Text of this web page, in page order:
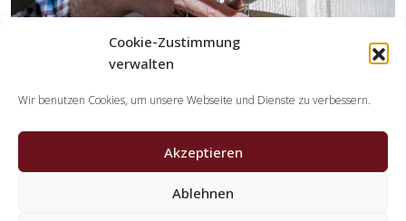
Cookie-Zustimmung
verwalten
Wir benutzen Cookies, um unsere Webseite und Dienste zu verbessern.
Akzeptieren
Ablehnen